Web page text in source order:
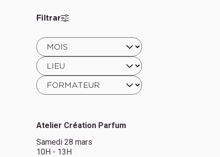
Filtrar
Atelier Création Parfum
Samedi 28 mars
10H - 13H